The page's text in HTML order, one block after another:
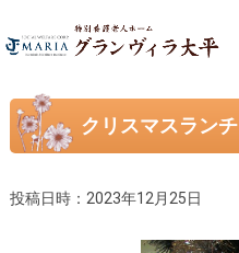
クリスマスランチ
投稿日時：2023年12月25日